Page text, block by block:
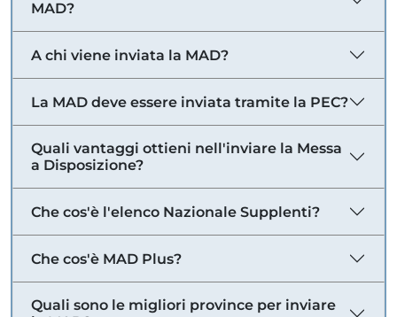
MAD?
A chi viene inviata la MAD?
La MAD deve essere inviata tramite la PEC?
Quali vantaggi ottieni nell'inviare la Messa
a Disposizione?
Che cos'è l'elenco Nazionale Supplenti?
Che cos'è MAD Plus?
Quali sono le migliori province per inviare